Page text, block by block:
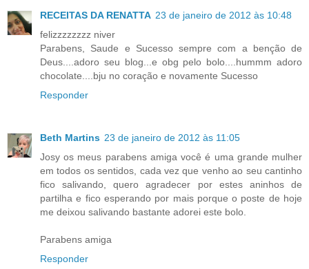
RECEITAS DA RENATTA 23 de janeiro de 2012 às 10:48
felizzzzzzzz niver
Parabens, Saude e Sucesso sempre com a benção de
Deus....adoro seu blog...e obg pelo bolo....hummm adoro
chocolate....bju no coração e novamente Sucesso
Responder
Beth Martins 23 de janeiro de 2012 às 11:05
Josy os meus parabens amiga você é uma grande mulher
em todos os sentidos, cada vez que venho ao seu cantinho
fico salivando, quero agradecer por estes aninhos de
partilha e fico esperando por mais porque o poste de hoje
me deixou salivando bastante adorei este bolo.
Parabens amiga
Responder